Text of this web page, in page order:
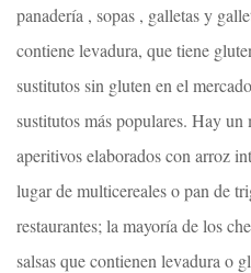
panadería , sopas , galletas y
contiene levadura, que tiene
sustitutos sin gluten en el
sustitutos más populares. Hay un
aperitivos elaborados con arroz
lugar de multicereales o pan de
restaurantes; la mayoría de los
salsas que contienen levadura o